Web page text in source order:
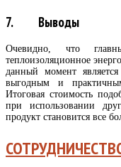
7. Выводы
Очевидно, что
теплоизоляционное
данный момент
выгодным и
Итоговая стоимость
при использовании
продукт становится все